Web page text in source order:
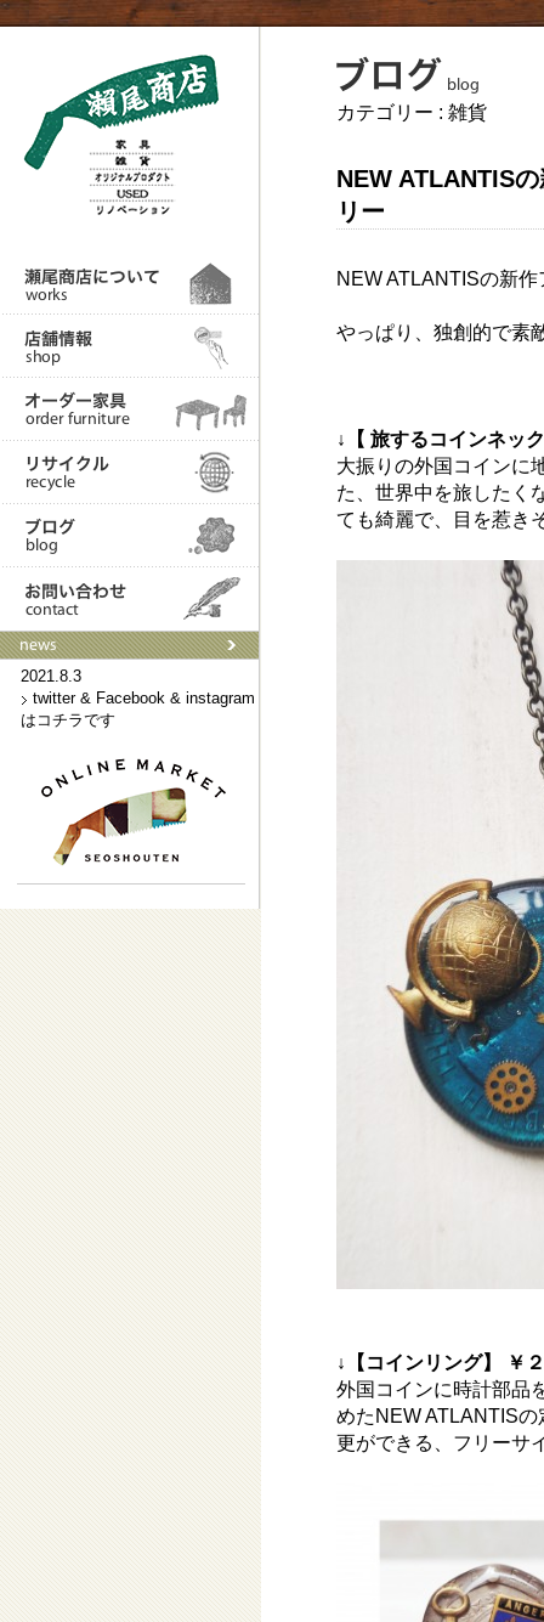
2021.9.3
ネットショップはこちらです
2021.8.3
twitter & Facebook & instagram
はコチラです
カテゴリー : 雑貨
NEW ATLANTIS
リー
NEW ATLANTISの新
やっぱり、独創的で素
↓【 旅するコインネッ
大振りの外国コインに
た、世界中を旅したく
ても綺麗で、目を惹き
↓【コインリング】 ￥
外国コインに時計部品
めたNEW ATLANTIS
更ができる、フリーサ